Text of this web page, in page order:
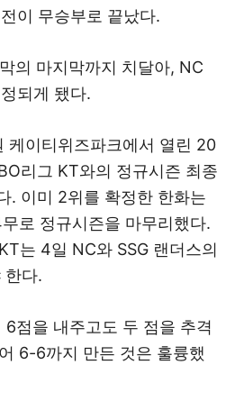
이 무승부로 끝났다.
의 마지막까지 치달아, NC
되게 됐다.
케이티위즈파크에서 열린 20
리그 KT와의 정규시즌 최종
. 이미 2위를 확정한 한화는
로 정규시즌을 마무리했다.
는 4일 NC와 SSG 랜더스의
한다.
6점을 내주고도 두 점을 추격
6-6까지 만든 것은 훌륭했